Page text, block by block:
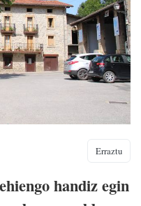
Erraztu
handiz egin